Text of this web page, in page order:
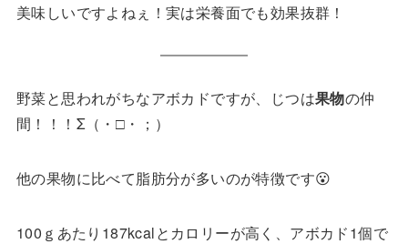
美味しいですよねぇ！実は栄養面でも効果抜群！
野菜と思われがちなアボカドですが、じつは果物の仲
間！！！Σ（・□・；）
他の果物に比べて脂肪分が多いのが特徴です😮
100ｇあたり187kcalとカロリーが高く、アボカド1個で